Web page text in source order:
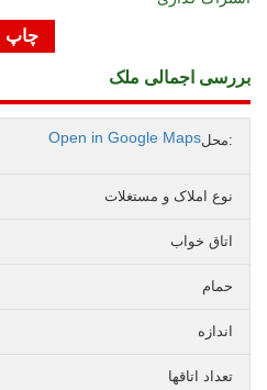
چاپ
بررسی اجمالی ملک
محل: Open in Google Maps
نوع املاک و مستغلات
اتاق خواب
حمام
اندازه
تعداد اتاقها